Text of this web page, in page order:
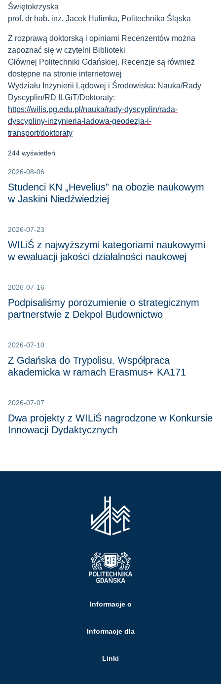
Świętokrzyska
prof. dr hab. inż. Jacek Hulimka, Politechnika Śląska
Z rozprawą doktorską i opiniami Recenzentów można
zapoznać się w czytelni Biblioteki
Głównej Politechniki Gdańskiej. Recenzje są również
dostępne na stronie internetowej
Wydziału Inżynierii Lądowej i Środowiska: Nauka/Rady
Dyscyplin/RD ILGiT/Doktoraty:
https://wilis.pg.edu.pl/nauka/rady-dyscyplin/rada-
dyscypliny-inzynieria-ladowa-geodezja-i-
transport/doktoraty
244 wyświetleń
2026-08-06
Studenci KN „Hevelius” na obozie naukowym
w Jaskini Niedźwiedziej
2026-07-23
WILiŚ z najwyższymi kategoriami naukowymi
w ewaluacji jakości działalności naukowej
2026-07-16
Podpisaliśmy porozumienie o strategicznym
partnerstwie z Dekpol Budownictwo
2026-07-10
Z Gdańska do Trypolisu. Współpraca
akademicka w ramach Erasmus+ KA171
2026-07-07
Dwa projekty z WILiŚ nagrodzone w Konkursie
Innowacji Dydaktycznych
Informacje o
Informacje dla
Linki